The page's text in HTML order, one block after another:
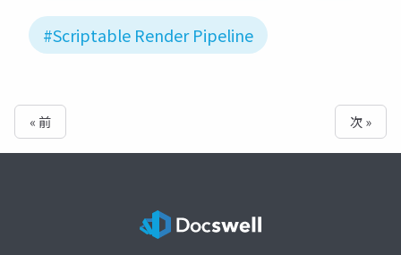
#Scriptable Render Pipeline
« 前 次 »